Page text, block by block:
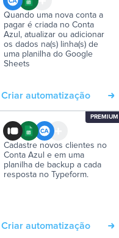
Quando uma nova conta a
pagar é criada no Conta
Azul, atualizar ou adicionar
os dados na(s) linha(s) de
uma planilha do Google
Sheets
Criar automatização
PREMIUM
Cadastre novos clientes no
Conta Azul e em uma
planilha de backup a cada
resposta no Typeform.
Criar automatização